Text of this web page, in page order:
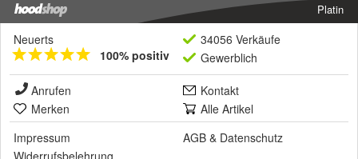
Platin
Neuerts
100% positiv
34056 Verkäufe
Gewerblich
Anrufen
Kontakt
Merken
Alle Artikel
Impressum
AGB & Datenschutz
Widerrufsbelehrung